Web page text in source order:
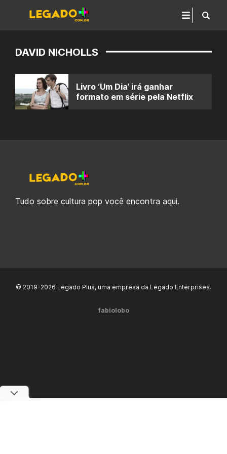
DAVID NICHOLLS
Livro ‘Um Dia’ irá ganhar
formato em série pela Netflix
Tudo sobre cultura pop você encontra aqui.
© 2019-2026 Legado Plus, uma empresa da Legado Enterprises.
fabiolobo